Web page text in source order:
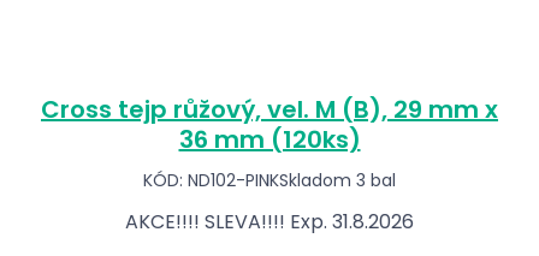
Cross tejp růžový, vel. M (B), 29 mm x
36 mm (120ks)
KÓD: ND102-PINKSkladom 3 bal
AKCE!!!! SLEVA!!!! Exp. 31.8.2026